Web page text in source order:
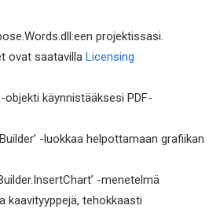
projektissasi.
ovat saatavilla Licensing
-objekti käynnistääksesi PDF-
-luokkaa helpottamaan grafiikan
-menetelmä
kaavityyppejä, tehokkaasti